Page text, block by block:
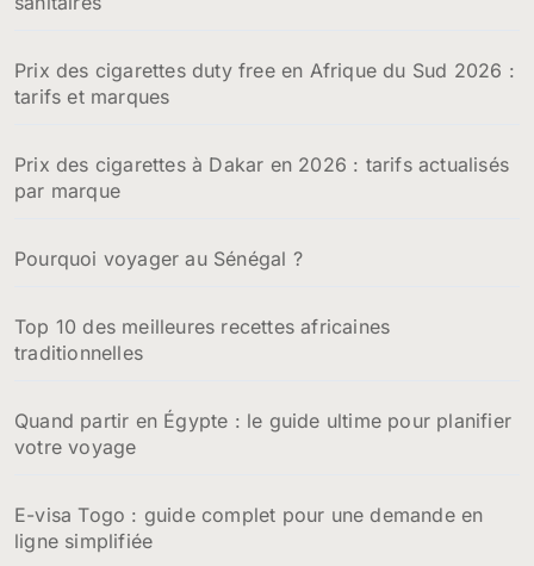
Prix des cigarettes duty free en Afrique du Sud 2026 :
tarifs et marques
Prix des cigarettes à Dakar en 2026 : tarifs actualisés
par marque
Pourquoi voyager au Sénégal ?
Top 10 des meilleures recettes africaines
traditionnelles
Quand partir en Égypte : le guide ultime pour planifier
votre voyage
E-visa Togo : guide complet pour une demande en
ligne simplifiée